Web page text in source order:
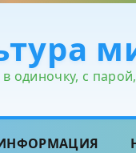
одиночку, с